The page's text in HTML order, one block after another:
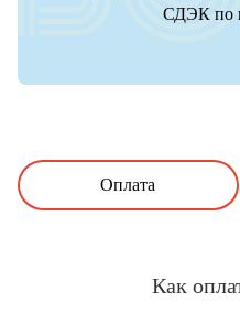
СДЭК по
Оплата
Как